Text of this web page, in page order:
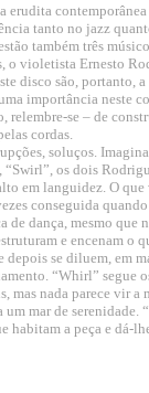
erudita
tanto no jazz
também três
violetista Ernesto
disco são,
importância neste
se – de
cordas.
soluços.
os dois
em languidez. O
conseguida
de dança, mesmo
e encenam o
depois se diluem, em
“Whirl” segue
mas nada parece vir
mar de
habitam a peça e dá-